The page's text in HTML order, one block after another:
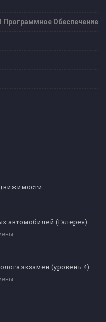
Обеспечение
автомобилей (Галерея)
экзамен (уровень 4)